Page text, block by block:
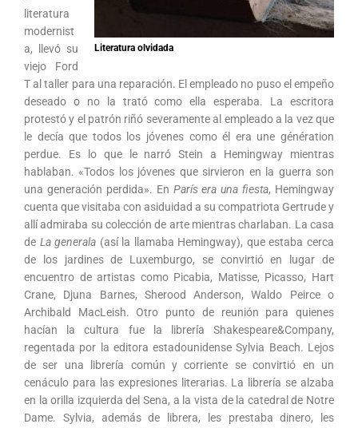
Literatura olvidada
literatura
modernist
a, llevó su
viejo Ford
T al taller para una reparación. El empleado no puso el empeño
deseado o no la trató como ella esperaba. La escritora
protestó y el patrón riñó severamente al empleado a la vez que
le decía que todos los jóvenes como él era une génération
perdue. Es lo que le narró Stein a Hemingway mientras
hablaban. «Todos los jóvenes que sirvieron en la guerra son
una generación perdida». En París era una fiesta, Hemingway
cuenta que visitaba con asiduidad a su compatriota Gertrude y
allí admiraba su colección de arte mientras charlaban. La casa
de La generala (así la llamaba Hemingway), que estaba cerca
de los jardines de Luxemburgo, se convirtió en lugar de
encuentro de artistas como Picabia, Matisse, Picasso, Hart
Crane, Djuna Barnes, Sherood Anderson, Waldo Peirce o
Archibald MacLeish. Otro punto de reunión para quienes
hacían la cultura fue la librería Shakespeare&Company,
regentada por la editora estadounidense Sylvia Beach. Lejos
de ser una librería común y corriente se convirtió en un
cenáculo para las expresiones literarias. La librería se alzaba
en la orilla izquierda del Sena, a la vista de la catedral de Notre
Dame. Sylvia, además de librera, les prestaba dinero, les